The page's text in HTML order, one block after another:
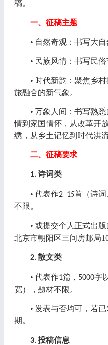
稿。
一、征稿主题
• 自然奇观：书写大自
• 民族风情： 书写民俗
• 时代新韵： 聚焦乡
旅融合的新气象。
• 万象人间：书写熟
情到家国情怀，从改革开
绣，从乡土记忆到时代洪
二、征稿要求
1. 诗词类
• 代表作2–15首（诗词
不限。
• 或提交个人正式出
北京市朝阳区三间房邮局
2. 散文类
• 代表作1篇， 5000字
宽），题材不限。
• 发表与否均可，若
期。
3. 投稿信息